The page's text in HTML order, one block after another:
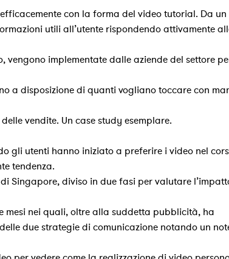
con la forma del video tutorial. Da
utili all’utente rispondendo attivamente
implementate dalle aziende del settore
a disposizione di quanti vogliano toccare con
vendite. Un case study esemplare.
gli utenti hanno iniziato a preferire i video nel
tendenza.
Singapore, diviso in due fasi per valutare
nei quali, oltre alla suddetta pubblicità, ha
due strategie di comunicazione notando un